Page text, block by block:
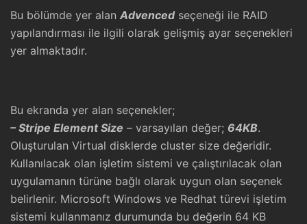
Bu bölümde yer alan Advencedseçeneği ile RAID
yapılandırması ile ilgili olarak gelişmiş ayar seçenekleri
yer almaktadır.
Bu ekranda yer alan seçenekler;
– Stripe Element Size – varsayılan değer; 64KB.
Oluşturulan Virtual disklerde cluster size değeridir.
Kullanılacak olan işletim sistemi ve çalıştırılacak olan
uygulamanın türüne bağlı olarak uygun olan seçenek
belirlenir. Microsoft Windows ve Redhat türevi işletim
sistemi kullanmanız durumunda bu değerin 64 KB